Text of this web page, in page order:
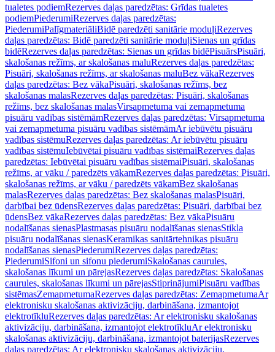
tualetes podiemRezerves daļas paredzētas: Grīdas tualetes
podiemPiederumiRezerves daļas paredzētas:
PiederumiPalīgmateriāliBidē paredzēti sanitārie moduļiRezerves
daļas paredzētas: Bidē paredzēti sanitārie moduļiSienas un grīdas
bidēRezerves daļas paredzētas: Sienas un grīdas bidēPisuārsPisuāri,
skalošanas režīms, ar skalošanas maluRezerves daļas paredzētas:
Pisuāri, skalošanas režīms, ar skalošanas maluBez vākaRezerves
daļas paredzētas: Bez vākaPisuāri, skalošanas režīms, bez
skalošanas malasRezerves daļas paredzētas: Pisuāri, skalošanas
režīms, bez skalošanas malasVirsapmetuma vai zemapmetuma
pisuāru vadības sistēmāmRezerves daļas paredzētas: Virsapmetuma
vai zemapmetuma pisuāru vadības sistēmāmAr iebūvētu pisuāru
vadības sistēmuRezerves daļas paredzētas: Ar iebūvētu pisuāru
vadības sistēmuIebūvētai pisuāru vadības sistēmaiRezerves daļas
paredzētas: Iebūvētai pisuāru vadības sistēmaiPisuāri, skalošanas
režīms, ar vāku / paredzēts vākamRezerves daļas paredzētas: Pisuāri,
skalošanas režīms, ar vāku / paredzēts vākamBez skalošanas
malasRezerves daļas paredzētas: Bez skalošanas malasPisuāri,
darbībai bez ūdensRezerves daļas paredzētas: Pisuāri, darbībai bez
ūdensBez vākaRezerves daļas paredzētas: Bez vākaPisuāru
nodalīšanas sienasPlastmasas pisuāru nodalīšanas sienasStikla
pisuāru nodalīšanas sienasKeramikas sanitārtehnikas pisuāru
nodalīšanas sienasPiederumiRezerves daļas paredzētas:
PiederumiSifoni un sifonu piederumiSkalošanas caurules,
skalošanas līkumi un pārejasRezerves daļas paredzētas: Skalošanas
caurules, skalošanas līkumi un pārejasStiprinājumiPisuāru vadības
sistēmasZemapmetumaRezerves daļas paredzētas: ZemapmetumaAr
elektronisku skalošanas aktivizāciju, darbināšana, izmantojot
elektrotīkluRezerves daļas paredzētas: Ar elektronisku skalošanas
aktivizāciju, darbināšana, izmantojot elektrotīkluAr elektronisku
skalošanas aktivizāciju, darbināšana, izmantojot baterijasRezerves
daļas paredzētas: Ar elektronisku skalošanas aktivizāciju,